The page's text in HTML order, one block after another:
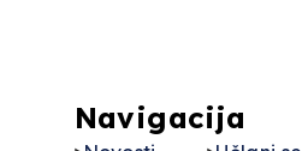
Navigacija